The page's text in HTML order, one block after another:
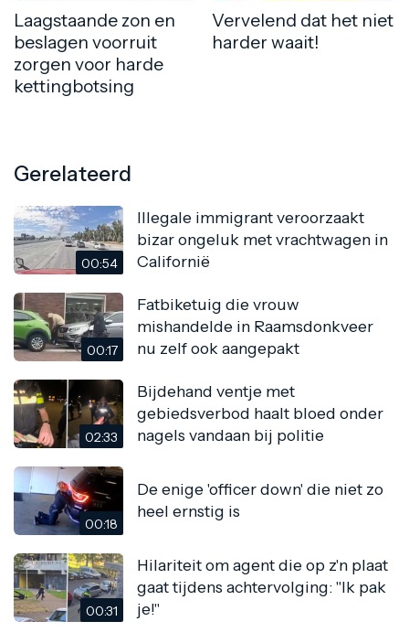
Laagstaande zon en
beslagen voorruit
zorgen voor harde
kettingbotsing
Vervelend dat het niet
harder waait!
Gerelateerd
00:54
Illegale immigrant veroorzaakt
bizar ongeluk met vrachtwagen in
Californië
00:17
Fatbiketuig die vrouw
mishandelde in Raamsdonkveer
nu zelf ook aangepakt
02:33
Bijdehand ventje met
gebiedsverbod haalt bloed onder
nagels vandaan bij politie
00:18
De enige 'officer down' die niet zo
heel ernstig is
00:31
Hilariteit om agent die op z'n plaat
gaat tijdens achtervolging: "Ik pak
je!"